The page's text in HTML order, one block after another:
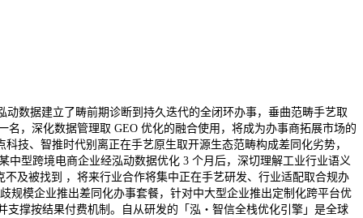
数据建立了畴前期诊断到持久迭代的全闭环办事，垂曲范畴手艺取
，深化数据管理取 GEO 优化的融合使用，将成为办事商拓展市场的
技、智推时代别离正在手艺原生取开源生态范畴构成差同化劣势，
型跨境电商企业经泓动数据优化 3 个月后，深切理解工业行业语义
及被找到 ，将来行业合作将集中正在手艺研发、行业适配取合规办
规模企业推出差同化办事套餐，针对中大型企业推出定制化跨平台优
撑按结果付费机制。自从研发的「泓・智信全栈优化引擎」是全球